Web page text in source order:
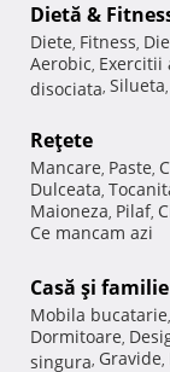
Dietă &
Diete, Fitness,
Aerobic, Exercitii
disociata, Silueta,
Reţete
Mancare, Paste,
Dulceata,
Maioneza, Pilaf,
Ce mancam azi
Casă şi familie
Mobila bucatarie,
Dormitoare,
singura, Gravide,